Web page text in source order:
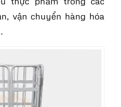
vận chuyển hàng hóa